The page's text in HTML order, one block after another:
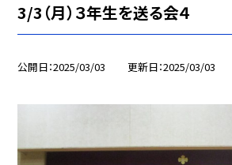
3/3（月）３年生を送る会４
公開日 2025/03/03 更新日 2025/03/03